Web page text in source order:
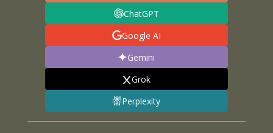
ChatGPT
Google AI
Gemini
Grok
Perplexity